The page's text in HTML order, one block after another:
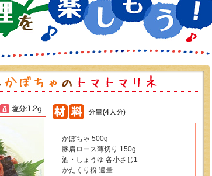
かぼちゃ 500g
豚肩ロース薄切り 150g
酒・しょうゆ 各小さじ1
かたくり粉 適量